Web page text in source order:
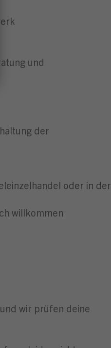
und
der
oder in der
willkommen
wir prüfen deine